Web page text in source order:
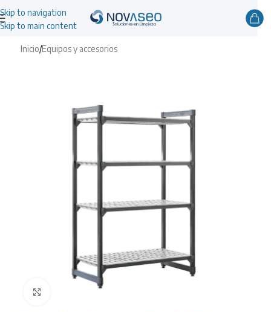
Skip to navigation
Skip to main content
Inicio/Equipos y accesorios